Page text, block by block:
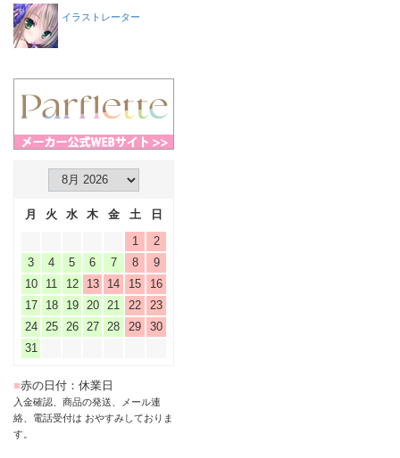
イラストレーター
月 火 水 木 金 土
日
1
2
3
4 5 6 7 8
9
10
11 12 13 14 15
16
17
18 19 20 21 22
23
24
25 26 27 28 29
30
31
■赤の日付：休業日
入金確認、商品の発送、メール連
絡、電話受付は おやすみしておりま
す。